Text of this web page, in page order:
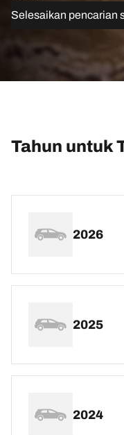
Selesaikan pencarian
Tahun untuk
2026
2025
2024